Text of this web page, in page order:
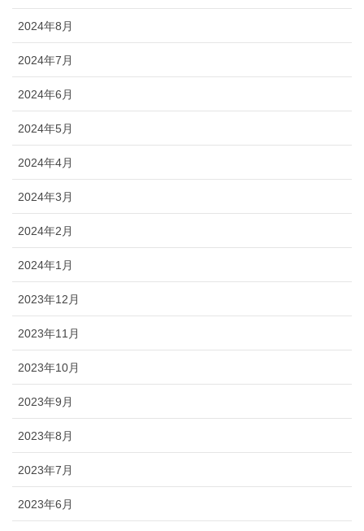
2024年8月
2024年7月
2024年6月
2024年5月
2024年4月
2024年3月
2024年2月
2024年1月
2023年12月
2023年11月
2023年10月
2023年9月
2023年8月
2023年7月
2023年6月